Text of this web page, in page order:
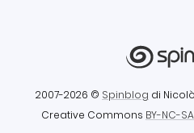
2007-2026 © Spinblog di
Creative Commons BY-NC-